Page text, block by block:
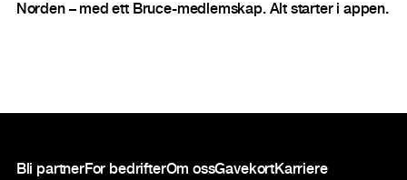
Norden – med ett Bruce-medlemskap. Alt starter i appen.
Bli partnerFor bedrifterOm ossGavekortKarriere